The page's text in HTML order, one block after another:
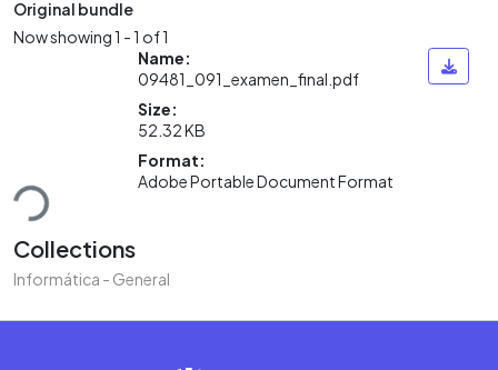
Original bundle
Now showing1 - 1 of 1
Name:
09481_091_examen_final.pdf
Size:
52.32 KB
Format:
Adobe Portable Document Format
Collections
Informática - General